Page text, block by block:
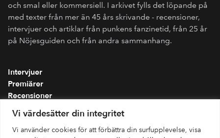
Vi värdesätter din integritet
Vi använder cookies för att förbättra din surfupplevelse, visa
och smal eller kommersiell. I arkivet fylls det löpande på
med texter från mer än 45 års skrivande - recensioner,
intervjuer och artiklar från punkens fanzinetid, från 25 år
på Nöjesguiden och från andra sammanhang.
Intervjuer
Premiärer
Recensioner
Spellistor
Om folkmusik.se
Integritetspolicy